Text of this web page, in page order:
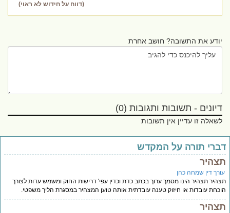
(דווח על חידוש לא ראוי)
יודע את התשובה? חושב אחרת
דיונים - תשובות ותגובות (0)
לשאלה זו עדיין אין תשובות
תורה על המקדש
דין שמחה כהן
תצהיר הינו מסמך ערוך בכתב כדת וכדין עפי' דרישות החוק ומשמש עדות לצורך
עובדות או חיזוק טענה עובדתית אותה טוען המצהיר במסגרת הליך משפטי.